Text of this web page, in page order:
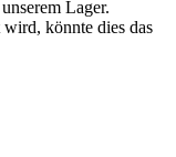
Lager.
könnte dies das